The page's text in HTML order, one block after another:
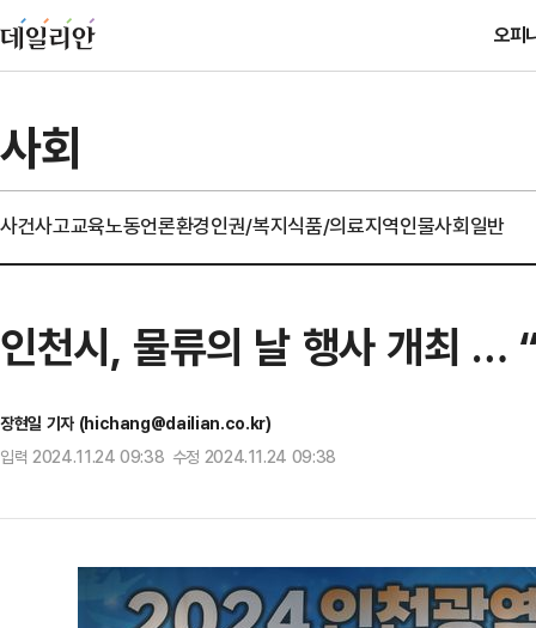
오피
사회
사건사고교육노동언론환경인권/복지식품/의료지역인물사회일반
인천시, 물류의 날 행사 개최 …
장현일 기자 (hichang@dailian.co.kr)
입력 2024.11.24 09:38 수정 2024.11.24 09:38